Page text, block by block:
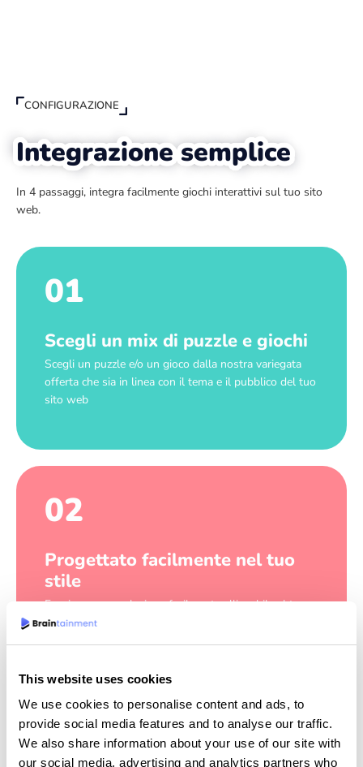
This website uses cookies
We use cookies to personalise content and ads, to
provide social media features and to analyse our traffic.
We also share information about your use of our site with
our social media, advertising and analytics partners who
CONFIGURAZIONE
Integrazione semplice
In 4 passaggi, integra facilmente giochi interattivi sul tuo sito
web.
01
Scegli un mix di puzzle e giochi
Scegli un puzzle e/o un gioco dalla nostra variegata
offerta che sia in linea con il tema e il pubblico del tuo
sito web
02
Progettato facilmente nel tuo
stile
Forniamo una soluzione facilmente allineabile al tuo
marchio e al tuo stile
03